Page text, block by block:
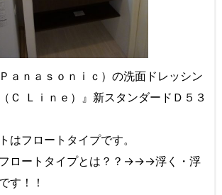
ａｎａｓｏｎｉｃ）の洗面ドレッシン
Ｃ Ｌｉｎｅ）』新スタンダードＤ５３
はフロートタイプです。
ロートタイプとは？？→→→浮く・浮
す！！